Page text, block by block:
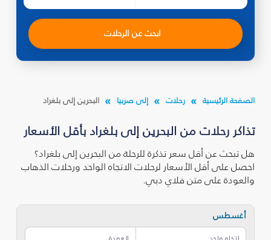
ابحث عن الرحلات
الصفحة الرئيسية رحلات إلى صربيا البحرين إلى بلغراد
تذاكر رحلات من البحرين إلى بلغراد بأقل الأسعار
هل تبحث عن أقل سعر تذكرة للرحلة من البحرين إلى بلغراد؟
احصل على أقل الأسعار لرحلات الاتجاه الواحد ورحلات الذهاب
والعودة على متن فلاي دبي.
أغسطس